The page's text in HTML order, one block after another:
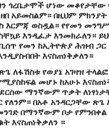
ጎረቤታሞች ሆነው መቆየታቸው
አይመስልም። በዚህም
እርምጃ ወስዷል። የየመን
እንዲፈታ እንመክራለን።
የመን ከኢትዮጵያ ሕዝብ
እናስጠነቅቃለን።
ለፋሽስቱ የወያኔ አገዛዝ
መሆኑ ከአሁኑ
ማንኛውም ጥቃት
በአቶ አንዳርጋቸው ጽጌ
በማንኛውም ቦታ የምንበቀል
እናስጠነቅቃለን ።